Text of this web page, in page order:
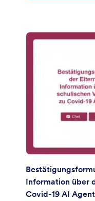
Information über
Covid-19 AI Agent